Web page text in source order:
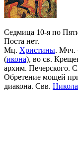
Седмица 10-я по
Поста нет.
Мц. Христины. Мчч.
(икона), во св.
архим. Печерского.
Обретение мощей
диакона. Свв.